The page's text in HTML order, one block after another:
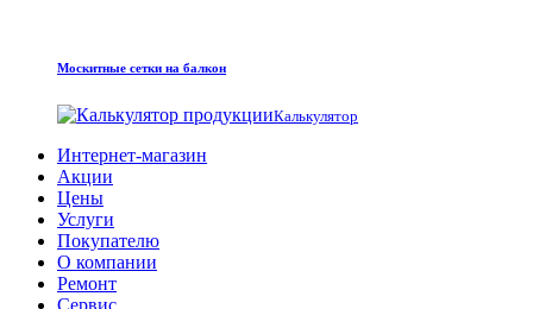
Москитные сетки на балкон
Калькулятор
Интернет-магазин
Акции
Цены
Услуги
Покупателю
О компании
Ремонт